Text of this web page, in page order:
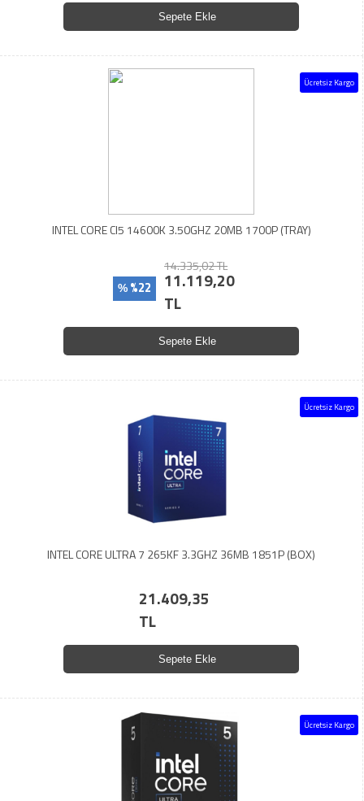
Sepete Ekle
Ücretsiz Kargo
INTEL CORE CI5 14600K 3.50GHZ 20MB 1700P (TRAY)
% %22
14.335,02 TL
11.119,20
TL
Sepete Ekle
Ücretsiz Kargo
INTEL CORE ULTRA 7 265KF 3.3GHZ 36MB 1851P (BOX)
21.409,35
TL
Sepete Ekle
Ücretsiz Kargo